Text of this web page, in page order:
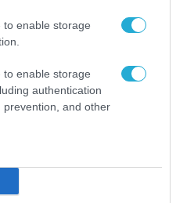
to enable storage
to enable storage
authentication
and other
ανάρτηση του Αρκά για
πυρκαγιές της